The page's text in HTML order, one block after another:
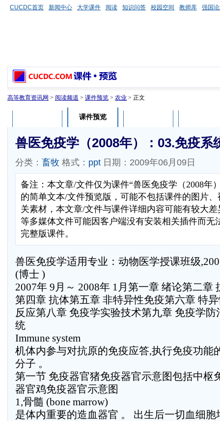
CUCDC首页 新闻中心 大学课件 阅读 知识问答 校园空间 教师库 强国
高等教育资讯网 > 阅读频道 > 课件预览 > 农业 > 正文
课件预览
兽医免疫学（2008年）：03.免疫系
分类： 畜牧 格式： ppt 日期：2009年06月09日
备注：本文章/文件仅为课件“兽医免疫学（2008年
的简单文本/文件预览版，可能不包括课件的图片
关素材，本文章/文件与课件详细内容可能有较大
等多媒体文件可能因客户端没有安装相关插件而无
完整版课件。
兽医免疫学适用专业：动物医学授课班级
(博士 )
2007年 9月～ 2008年 1月第一章 绪论第二章
第四章 抗体第五章 非特异性免疫第六章 特
反应第八章 免疫学实验技术第九章 免疫学
统
Immune system
机体内参与对抗原的免疫应答,执行免疫功能
分子 。
第一节 免疫器官猪免疫器官示意图包括中枢
器官鸡免疫器官示意图
1,骨髓 (bone marrow)
是体内重要的造血器官 。 出生后一切血细胞